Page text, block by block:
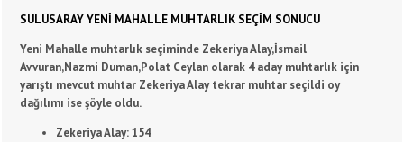
SULUSARAY YENİ MAHALLE MUHTARLIK SEÇİM SONUCU
Yeni Mahalle muhtarlık seçiminde Zekeriya Alay,İsmail
Avvuran,Nazmi Duman,Polat Ceylan olarak 4 aday muhtarlık için
yarıştı mevcut muhtar Zekeriya Alay tekrar muhtar seçildi oy
dağılımı ise şöyle oldu.
Zekeriya Alay: 154